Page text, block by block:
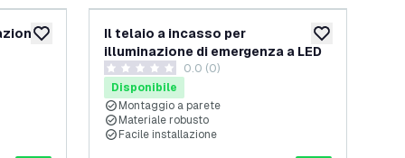
aggiungi alla lista desideri aggiungi alla
Il telaio a incasso per
illuminazione di emergenza a LED
0 stelle di valutazione
0.0 (0)
Disponibile
Montaggio a parete
Materiale robusto
Facile installazione